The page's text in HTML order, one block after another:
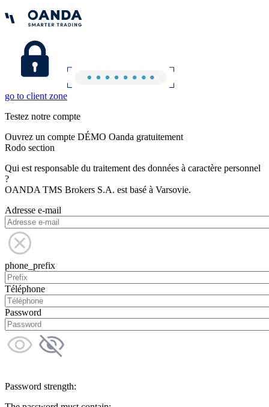
go to client zone
Testez notre compte
Ouvrez un compte DÉMO Oanda gratuitement
Rodo section
Qui est responsable du traitement des données à caractère personnel
?
OANDA TMS Brokers S.A. est basé à Varsovie.
Adresse e-mail
phone_prefix
Téléphone
Password
Password strength: